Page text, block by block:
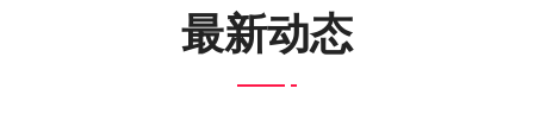
最新动态